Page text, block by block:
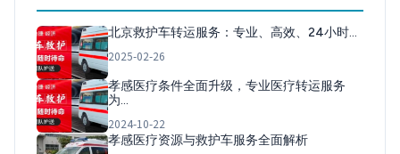
北京救护车转运服务：专业、高效、24小时…
2025-02-26
孝感医疗条件全面升级，专业医疗转运服务
为…
2024-10-22
孝感医疗资源与救护车服务全面解析